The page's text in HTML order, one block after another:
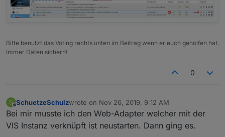
Bitte benutzt das Voting rechts unten im Beitrag wenn er euch geholfen hat.
Immer Daten sichern!
0
S
Offline
SchuetzeSchulzwrote on Nov 26, 2019, 9:12 AM
last edited by
Bei mir musste ich den Web-Adapter welcher mit der
VIS Instanz verknüpft ist neustarten. Dann ging es.